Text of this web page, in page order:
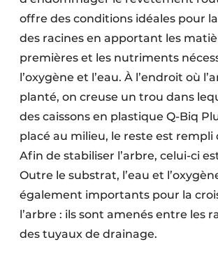
offre des conditions idéales pour
des racines en apportant les
premières et les nutriments
l’oxygène et l’eau. À l’endroit où
planté, on creuse un trou dans
des caissons en plastique Q-Biq
placé au milieu, le reste est rempli
Afin de stabiliser l’arbre, celui-ci
Outre le substrat, l’eau et
également importants pour la
l’arbre : ils sont amenés entre les
des tuyaux de drainage.